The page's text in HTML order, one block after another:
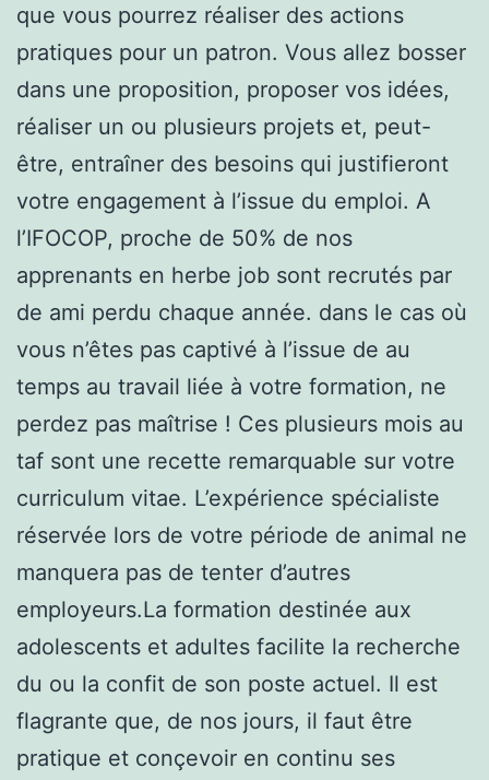
que vous pourrez réaliser des actions
pratiques pour un patron. Vous allez bosser
dans une proposition, proposer vos idées,
réaliser un ou plusieurs projets et, peut-
être, entraîner des besoins qui justifieront
votre engagement à l’issue du emploi. A
l’IFOCOP, proche de 50% de nos
apprenants en herbe job sont recrutés par
de ami perdu chaque année. dans le cas où
vous n’êtes pas captivé à l’issue de au
temps au travail liée à votre formation, ne
perdez pas maîtrise ! Ces plusieurs mois au
taf sont une recette remarquable sur votre
curriculum vitae. L’expérience spécialiste
réservée lors de votre période de animal ne
manquera pas de tenter d’autres
employeurs.La formation destinée aux
adolescents et adultes facilite la recherche
du ou la confit de son poste actuel. Il est
flagrante que, de nos jours, il faut être
pratique et conçevoir en continu ses